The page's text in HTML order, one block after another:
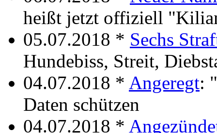
heißt jetzt offiziell
05.07.2018 * Sechs
Hundebiss, Streit,
04.07.2018 * Angeregt:
Daten schützen
04.07.2018 *